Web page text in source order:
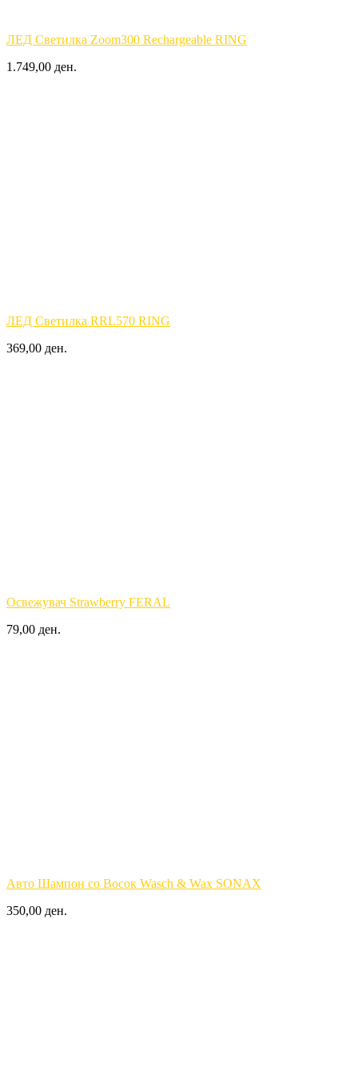
ЛЕД Светилка Zoom300 Rechargeable RING
1.749,00 ден.
ЛЕД Светилка RRL570 RING
369,00 ден.
Освежувач Strawberry FERAL
79,00 ден.
Авто Шампон со Восок Wasch & Wax SONAX
350,00 ден.